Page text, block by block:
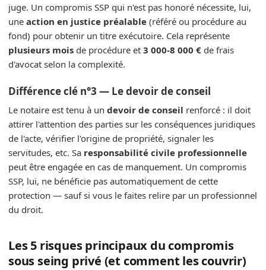
juge. Un compromis SSP qui n'est pas honoré nécessite, lui,
une action en justice préalable (référé ou procédure au
fond) pour obtenir un titre exécutoire. Cela représente
plusieurs mois de procédure et 3 000-8 000 € de frais
d'avocat selon la complexité.
Différence clé n°3 — Le devoir de conseil
Le notaire est tenu à un devoir de conseil renforcé : il doit
attirer l'attention des parties sur les conséquences juridiques
de l'acte, vérifier l'origine de propriété, signaler les
servitudes, etc. Sa responsabilité civile professionnelle
peut être engagée en cas de manquement. Un compromis
SSP, lui, ne bénéficie pas automatiquement de cette
protection — sauf si vous le faites relire par un professionnel
du droit.
Les 5 risques principaux du compromis
sous seing privé (et comment les couvrir)